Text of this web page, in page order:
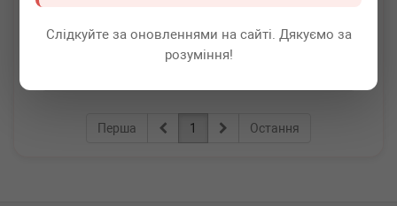
Слідкуйте за оновленнями на сайті. Дякуємо за
розуміння!
Докладніше
Перша 1 Остання